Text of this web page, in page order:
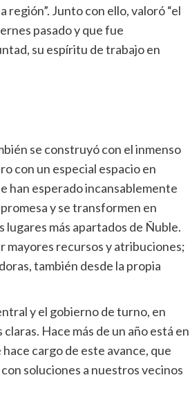
Junto con ello, valoró “el
pasado y que fue
su espíritu de trabajo en
se construyó con el inmenso
con un especial espacio en
han esperado incansablemente
y se transformen en
lugares más apartados de Ñuble.
mayores recursos y atribuciones;
también desde la propia
y el gobierno de turno, en
Hace más de un año está en
cargo de este avance, que
soluciones a nuestros vecinos